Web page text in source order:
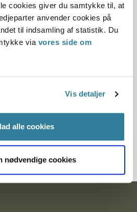
cookies giver du samtykke til, at
anvender cookies på
til indsamling af statistik. Du
via vores side om
Vis detaljer
alle cookies
nødvendige cookies